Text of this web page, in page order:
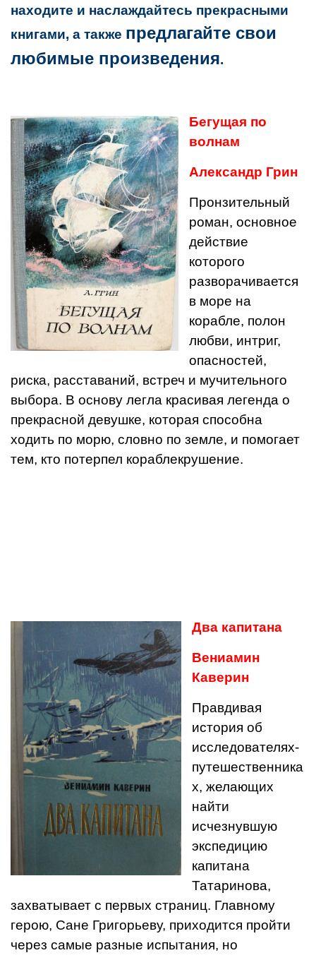
находите и наслаждайтесь прекрасными
книгами, а также предлагайте свои
любимые произведения.
Бегущая по
волнам
Александр Грин
Пронзительный
роман, основное
действие
которого
разворачивается
в море на
корабле, полон
любви, интриг,
опасностей,
риска, расставаний, встреч и мучительного
выбора. В основу легла красивая легенда о
прекрасной девушке, которая способна
ходить по морю, словно по земле, и помогает
тем, кто потерпел кораблекрушение.
Два капитана
Вениамин
Каверин
Правдивая
история об
исследователях-
путешественника
х, желающих
найти
исчезнувшую
экспедицию
капитана
Татаринова,
захватывает с первых страниц. Главному
герою, Сане Григорьеву, приходится пройти
через самые разные испытания, но